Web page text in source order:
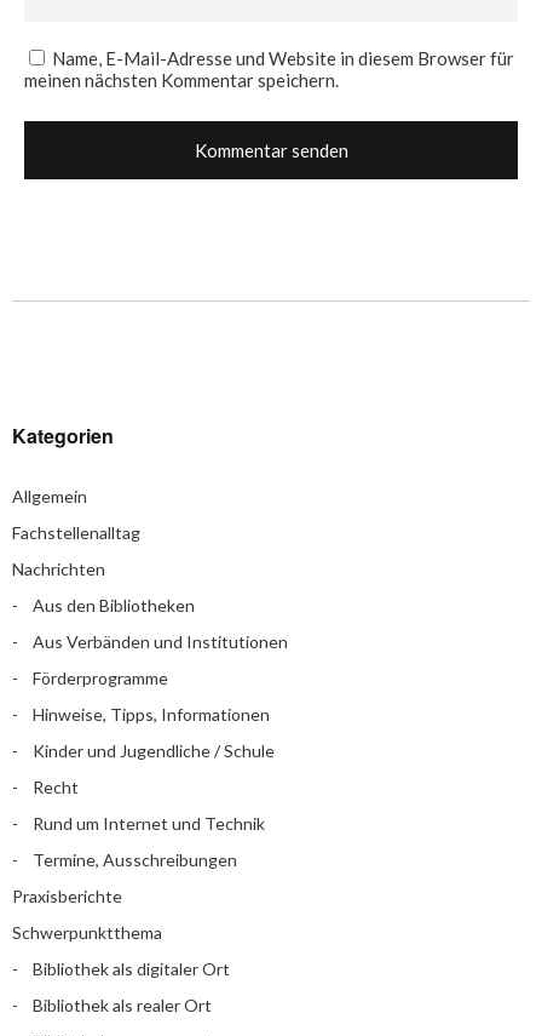
Name, E-Mail-Adresse und Website in diesem Browser für
meinen nächsten Kommentar speichern.
Kategorien
Allgemein
Fachstellenalltag
Nachrichten
Aus den Bibliotheken
Aus Verbänden und Institutionen
Förderprogramme
Hinweise, Tipps, Informationen
Kinder und Jugendliche / Schule
Recht
Rund um Internet und Technik
Termine, Ausschreibungen
Praxisberichte
Schwerpunktthema
Bibliothek als digitaler Ort
Bibliothek als realer Ort